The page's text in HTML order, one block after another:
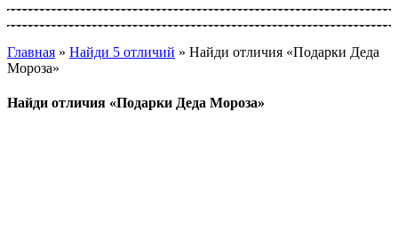
Главная » Найди 5 отличий » Найди отличия «Подарки Деда
Мороза»
Найди отличия «Подарки Деда Мороза»